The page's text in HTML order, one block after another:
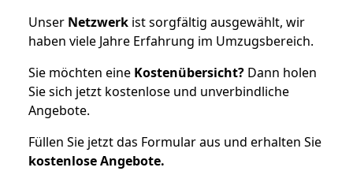
Unser Netzwerk ist sorgfältig ausgewählt, wir
haben viele Jahre Erfahrung im Umzugsbereich.
Sie möchten eine Kostenübersicht? Dann holen
Sie sich jetzt kostenlose und unverbindliche
Angebote.
Füllen Sie jetzt das Formular aus und erhalten Sie
kostenloseAngebote.